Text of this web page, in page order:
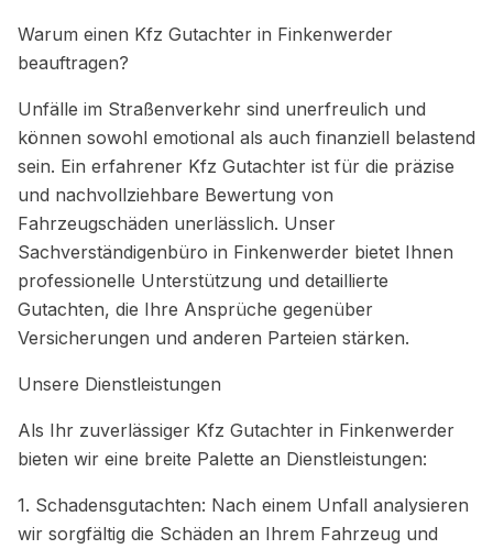
Warum einen Kfz Gutachter in Finkenwerder
beauftragen?
Unfälle im Straßenverkehr sind unerfreulich und
können sowohl emotional als auch finanziell belastend
sein. Ein erfahrener Kfz Gutachter ist für die präzise
und nachvollziehbare Bewertung von
Fahrzeugschäden unerlässlich. Unser
Sachverständigenbüro in Finkenwerder bietet Ihnen
professionelle Unterstützung und detaillierte
Gutachten, die Ihre Ansprüche gegenüber
Versicherungen und anderen Parteien stärken.
Unsere Dienstleistungen
Als Ihr zuverlässiger Kfz Gutachter in Finkenwerder
bieten wir eine breite Palette an Dienstleistungen:
1. Schadensgutachten: Nach einem Unfall analysieren
wir sorgfältig die Schäden an Ihrem Fahrzeug und